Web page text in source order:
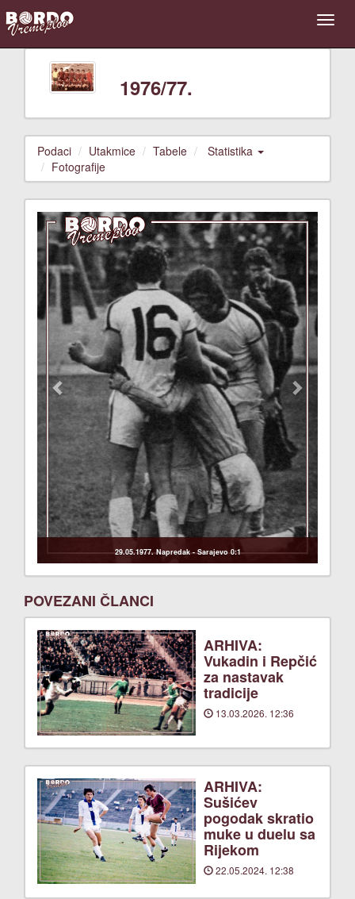
1976/77.
Podaci Utakmice Tabele
Statistika
Fotografije
29.05.1977. Napredak - Sarajevo 0:1
Previous Next
POVEZANI ČLANCI
ARHIVA:
Vukadin i Repčić
za nastavak
tradicije
13.03.2026. 12:36
ARHIVA:
Sušićev
pogodak skratio
muke u duelu sa
Rijekom
22.05.2024. 12:38